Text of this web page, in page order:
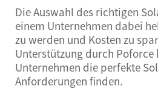
Die Auswahl des richtigen
einem Unternehmen dabei
zu werden und Kosten zu
Unterstützung durch Poforce
Unternehmen die perfekte
Anforderungen finden.